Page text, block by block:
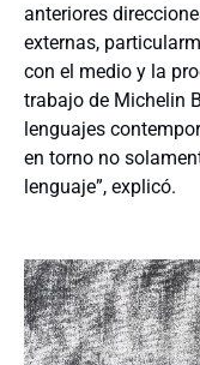
anteriores
externas,
con el medio y la
trabajo de Michelin
lenguajes
en torno no
lenguaje”, explicó.